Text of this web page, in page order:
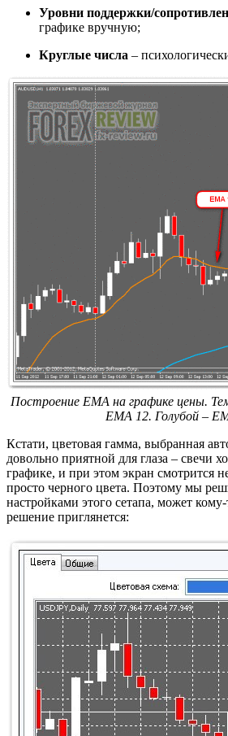
Уровни поддержки/
графике вручную;
Круглые числа –
Построение EMA на графике цены.
EMA 12. Голубой –
Кстати, цветовая гамма, выбранная
довольно приятной для глаза – свечи
графике, и при этом экран смотрится
просто черного цвета. Поэтому мы
настройками этого сетапа, может кому-
решение приглянется: